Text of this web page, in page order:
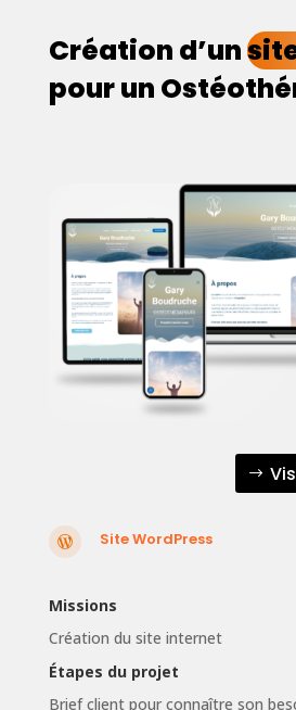
Création d’un
pour un
 Site WordPress
Missions
Création du site internet
Étapes du projet
Brief client pour connaître son